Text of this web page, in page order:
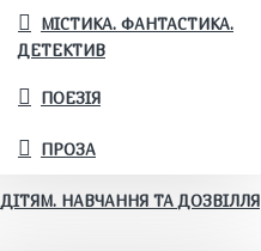
МІСТИКА. ФАНТАСТИКА.
ДЕТЕКТИВ
ПОЕЗІЯ
ПРОЗА
ДІТЯМ. НАВЧАННЯ ТА ДОЗВІЛЛЯ